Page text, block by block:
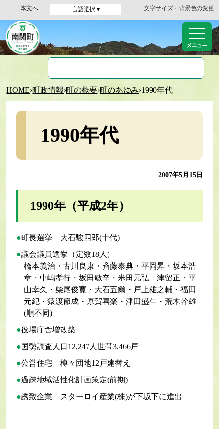
本文へ 言語選択 ▾ 文字サイズ・背景色の変更
HOME›町政情報›町の概要›町のあゆみ›1990年代
1990年代
2007年5月15日
1990年（平成2年）
町長選挙 大石駿四郎(十代)
議会議員選挙（定数18人)
橋本義治・古川良康・斉藤泰典・平岡昇・坂本浩
章・中嶋孝行・坂田敏辛・米田元弘・津留正・平
山幸久・柴尾俊寛・大石五爾・戸上雄之輔・福田
元紀・猿渡節成・原賀喜楽・津田盛生・荒木幹雄
(順不同)
役場庁舎増改築
国勢調査人口12,247人世帯3,466戸
公営住宅 樽々団地12戸建替え
過疎地域活性化計画策定(前期)
誘致企業 スターロイ産業(株)が下坂下に進出